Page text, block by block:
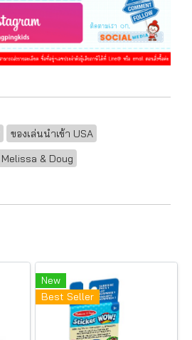
ของเล่นนำเข้า USA
Melissa & Doug
New
Best Seller